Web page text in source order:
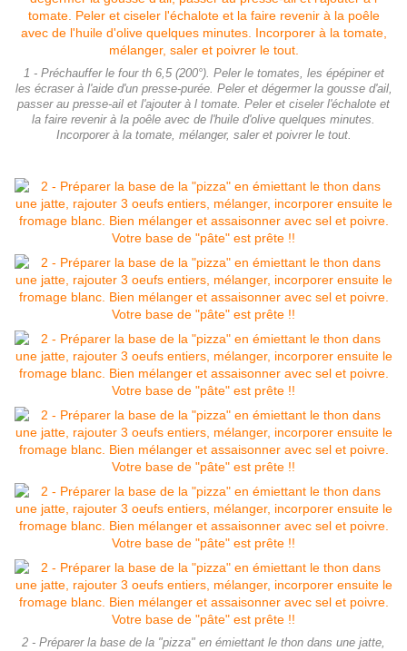
1 - Préchauffer le four th 6,5 (200°). Peler le tomates, les épépiner et
les écraser à l'aide d'un presse-purée. Peler et dégermer la gousse d'ail,
passer au presse-ail et l'ajouter à l tomate. Peler et ciseler l'échalote et
la faire revenir à la poêle avec de l'huile d'olive quelques minutes.
Incorporer à la tomate, mélanger, saler et poivrer le tout.
2 - Préparer la base de la "pizza" en émiettant le thon dans une jatte,